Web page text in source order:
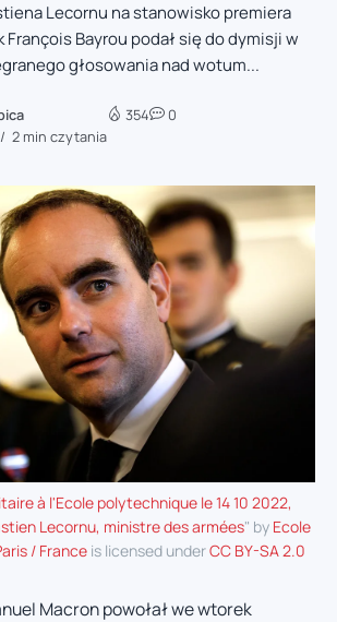
Lecornu na stanowisko premiera
François Bayrou podał się do dymisji w
głosowania nad wotum...
2 min czytania
354 0
à l'Ecole polytechnique le 14 10 2022,
Lecornu, ministre des armées" by Ecole
/ Franceis licensed underCC BY-SA 2.0
Macron powołał we wtorek